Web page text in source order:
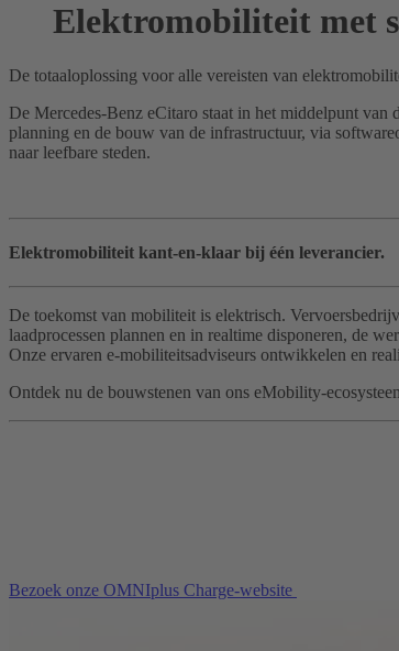
Elektromobiliteit met
De totaaloplossing voor alle vereisten van
De Mercedes-Benz eCitaro staat in het middelpunt van
planning en de bouw van de infrastructuur, via
naar leefbare steden.
Elektromobiliteit kant-en-klaar bij één leverancier.
De toekomst van mobiliteit is elektrisch.
laadprocessen plannen en in realtime disponeren, de
Onze ervaren e-mobiliteitsadviseurs ontwikkelen en
Ontdek nu de bouwstenen van ons eMobility-
Bezoek onze OMNIplus Charge-website